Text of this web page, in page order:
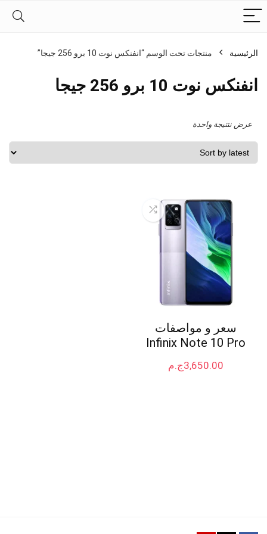
الرئيسية منتجات تحت الوسم “انفنكس نوت 10 برو 256 جيجا”
انفنكس نوت 10 برو 256 جيجا
عرض نتتيجة واحدة
سعر و مواصفات
Infinix Note 10 Pro
ج.م3,650.00